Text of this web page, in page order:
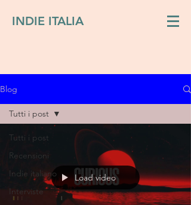
INDIE ITALIA
Blog
Tutti i post
Recensioni
Indie italiano
Interviste
Tutti i post
Load video